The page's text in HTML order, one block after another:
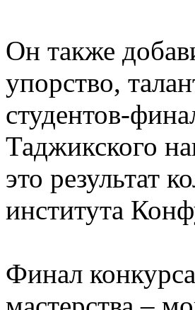
Он также
упорство,
студентов-
Таджикского
это результат
института
Финал